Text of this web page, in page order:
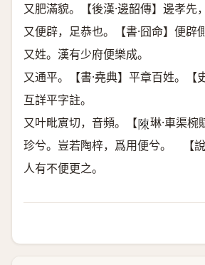
又肥滿貌。【後漢·邊韶傳】邊孝先
又便辟，足恭也。【書·囧命】便辟
又姓。漢有少府便樂成。
又通平。【書·堯典】平章百姓。【
互詳平字註。
又叶毗賔切，音頻。【𨻰 琳·車渠椀
珍兮。豈若陶梓，爲用便兮。 【說
人有不便更之。